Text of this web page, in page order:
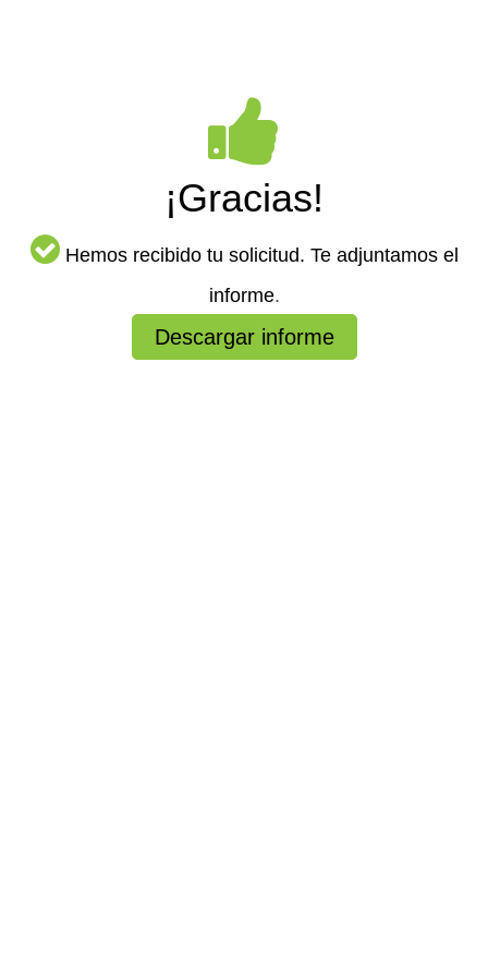
¡Gracias!
Hemos recibido tu solicitud. Te adjuntamos el
informe.
Descargar informe